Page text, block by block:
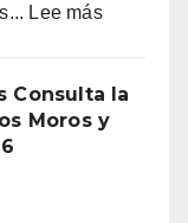
Lee más:
con
Sant
Consulta la
Moros y